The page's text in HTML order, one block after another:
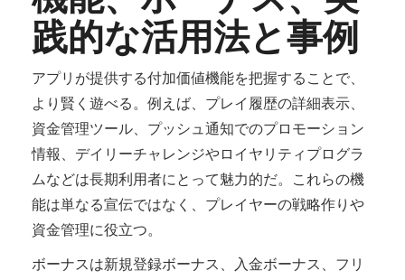
践的な活用法と事例
アプリが提供する付加価値機能を把握することで、
より賢く遊べる。例えば、プレイ履歴の詳細表示、
資金管理ツール、プッシュ通知でのプロモーション
情報、デイリーチャレンジやロイヤリティプログラ
ムなどは長期利用者にとって魅力的だ。これらの機
能は単なる宣伝ではなく、プレイヤーの戦略作りや
資金管理に役立つ。
ボーナスは新規登録ボーナス、入金ボーナス、フリ